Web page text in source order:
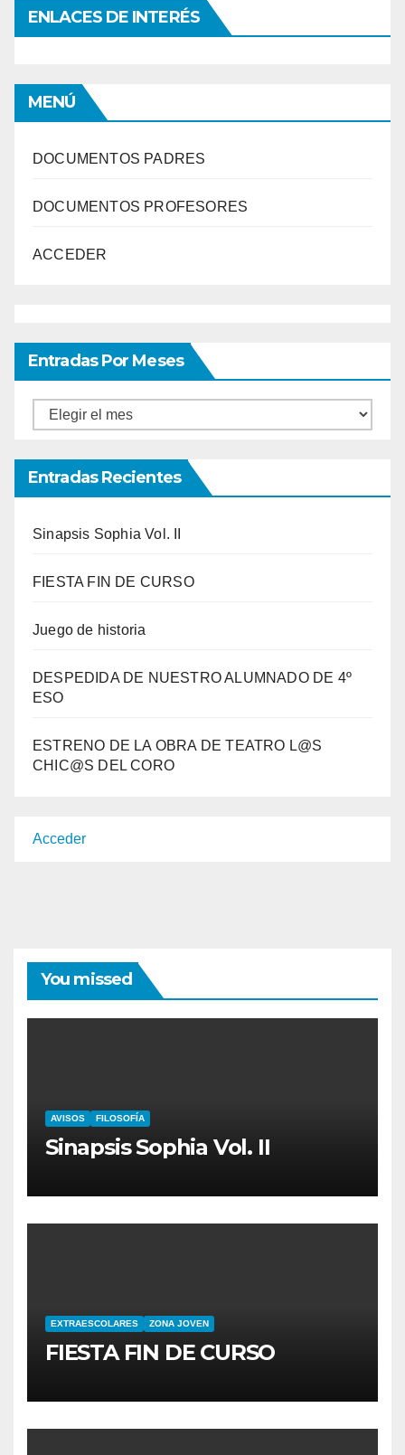
ENLACES DE INTERÉS
MENÚ
DOCUMENTOS PADRES
DOCUMENTOS PROFESORES
ACCEDER
Entradas Por Meses
Entradas
Entradas Recientes
Sinapsis Sophia Vol. II
FIESTA FIN DE CURSO
Juego de historia
DESPEDIDA DE NUESTRO ALUMNADO DE 4º
ESO
ESTRENO DE LA OBRA DE TEATRO L@S
CHIC@S DEL CORO
Acceder
You missed
AVISOS FILOSOFÍA
Sinapsis Sophia Vol. II
EXTRAESCOLARES ZONA JOVEN
FIESTA FIN DE CURSO